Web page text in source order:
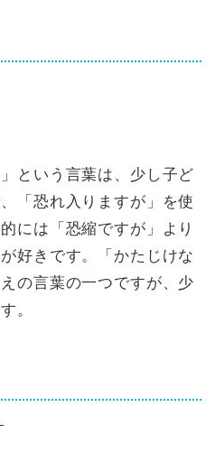
という言葉は、少し子ど
「恐れ入りますが」を使
には「恐縮ですが」より
好きです。「かたじけな
の言葉の一つですが、少
。